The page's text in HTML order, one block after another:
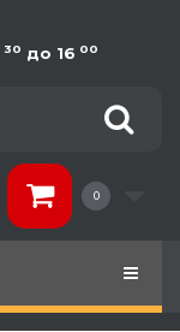
30 до 16 00
0